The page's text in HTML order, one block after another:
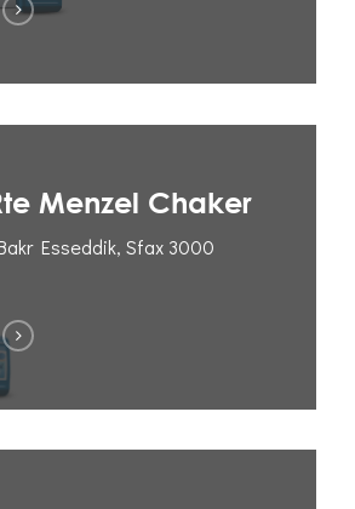
Menzel Chaker
Esseddik, Sfax 3000